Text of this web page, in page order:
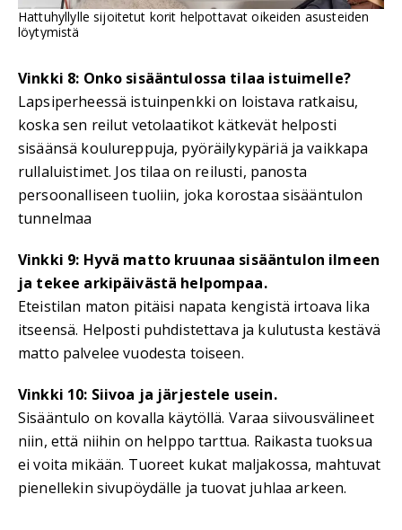
Hattuhyllylle sijoitetut korit helpottavat oikeiden asusteiden
löytymistä
Vinkki 8: Onko sisääntulossa tilaa istuimelle?
Lapsiperheessä istuinpenkki on loistava ratkaisu,
koska sen reilut vetolaatikot kätkevät helposti
sisäänsä koulureppuja, pyöräilykypäriä ja vaikkapa
rullaluistimet. Jos tilaa on reilusti, panosta
persoonalliseen tuoliin, joka korostaa sisääntulon
tunnelmaa
Vinkki 9: Hyvä matto kruunaa sisääntulon ilmeen
ja tekee arkipäivästä helpompaa.
Eteistilan maton pitäisi napata kengistä irtoava lika
itseensä. Helposti puhdistettava ja kulutusta kestävä
matto palvelee vuodesta toiseen.
Vinkki 10: Siivoa ja järjestele usein.
Sisääntulo on kovalla käytöllä. Varaa siivousvälineet
niin, että niihin on helppo tarttua. Raikasta tuoksua
ei voita mikään. Tuoreet kukat maljakossa, mahtuvat
pienellekin sivupöydälle ja tuovat juhlaa arkeen.